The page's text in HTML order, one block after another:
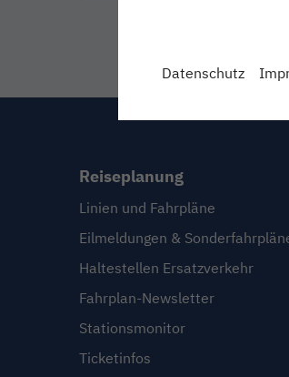
Reiseplanung
Linien und Fahrpläne
Eilmeldungen &
Haltestellen Ersatzverkehr
Fahrplan-Newsletter
Stationsmonitor
Ticketinfos
Datenschutz